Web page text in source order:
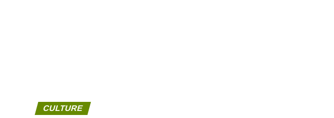
CULTURE